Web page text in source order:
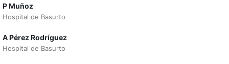
P Muñoz
Hospital de Basurto
A Pérez Rodríguez
Hospital de Basurto